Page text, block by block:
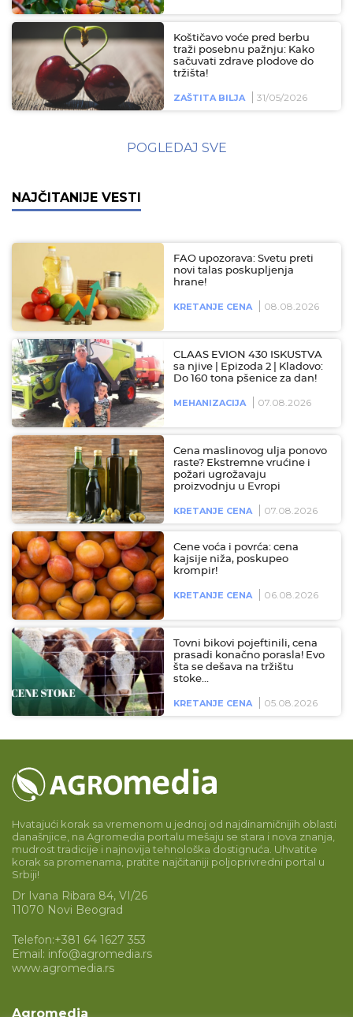
Koštičavo voće pred berbu
traži posebnu pažnju: Kako
sačuvati zdrave plodove do
tržišta!
ZAŠTITA BILJA 31/05/2026
POGLEDAJ SVE
NAJČITANIJE VESTI
FAO upozorava: Svetu preti
novi talas poskupljenja
hrane!
KRETANJE CENA 08.08.2026
CLAAS EVION 430 ISKUSTVA
sa njive | Epizoda 2 | Kladovo:
Do 160 tona pšenice za dan!
MEHANIZACIJA 07.08.2026
Cena maslinovog ulja ponovo
raste? Ekstremne vrućine i
požari ugrožavaju
proizvodnju u Evropi
KRETANJE CENA 07.08.2026
Cene voća i povrća: cena
kajsije niža, poskupeo
krompir!
KRETANJE CENA 06.08.2026
Tovni bikovi pojeftinili, cena
prasadi konačno porasla! Evo
šta se dešava na tržištu
stoke…
KRETANJE CENA 05.08.2026
Hvatajući korak sa vremenom u jednoj od najdinamičnijih oblasti
današnjice, na Agromedia portalu mešaju se stara i nova znanja,
mudrost tradicije i najnovija tehnološka dostignuća. Uhvatite
korak sa promenama, pratite najčitaniji poljoprivredni portal u
Srbiji!
Dr Ivana Ribara 84, VI/26
11070 Novi Beograd
Telefon:+381 64 1627 353
Email: info@agromedia.rs
www.agromedia.rs
Agromedia